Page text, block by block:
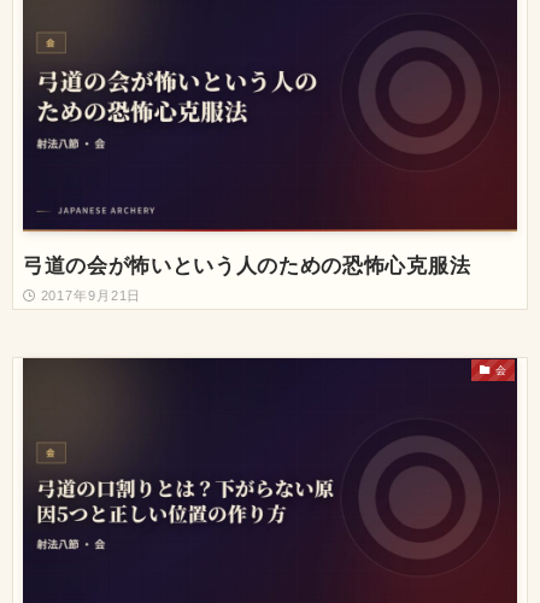
弓道の会が怖いという人のための恐怖心克服法
2017年9月21日
会